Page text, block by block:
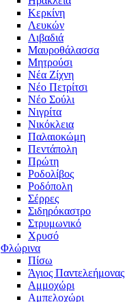
Κερκίνη
Λευκών
Λιβαδιά
Μαυροθάλασσα
Μητρούσι
Νέα Ζίχνη
Νέο Πετρίτσι
Νέο Σούλι
Νιγρίτα
Νικόκλεια
Παλαιοκώμη
Πεντάπολη
Πρώτη
Ροδολίβος
Ροδόπολη
Σέρρες
Σιδηρόκαστρο
Στρυμωνικό
Χρυσό
Φλώρινα
Πίσω
Άγιος Παντελεήμονας
Αμμοχώρι
Αμπελοχώρι